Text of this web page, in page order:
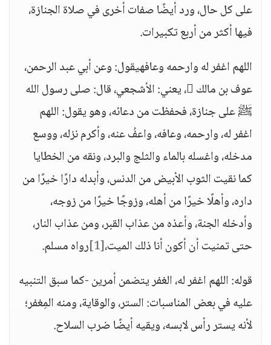
على كل حال، ورد أيضًا صفات أخرى في صلاة الجنازة،
فيها أكثر من أربع تكبيرات.
اللهم اغفر له وارحمه وعافهيقول: وعن أبي عبد الرحمن،
عوف بن مالك ، يعني: الأشجعي، قال: صلى رسول الله
ﷺ على جنازة، فحفظت من دعائه، وهو يقول: اللهم
اغفر له، وارحمه، وعافه، واعفُ عنه، وأكرم نزله، ووسع
مدخله، واغسله بالماء والثلج والبرد، ونقه من الخطايا
كما نقيت الثوب الأبيض من الدنس، وأبدله دارًا خيرًا من
داره، وأهلًا خيرًا من أهله، وزوجًا خيرًا من زوجه،
وأدخله الجنة، وأعذه من عذاب القبر، ومن عذاب النار،
حتى تمنيت أن أكون أنا ذلك الميت،[1] رواه مسلم.
قوله: اللهم اغفر له، الغفر يتضمن أمرين -كما سبق التنبيه
عليه في بعض المناسبات: الستر، والوقاية، ومنه المِغفر؛
لأنه يستر رأس لابسه، ويقيه أيضًا ضرب السلاح.